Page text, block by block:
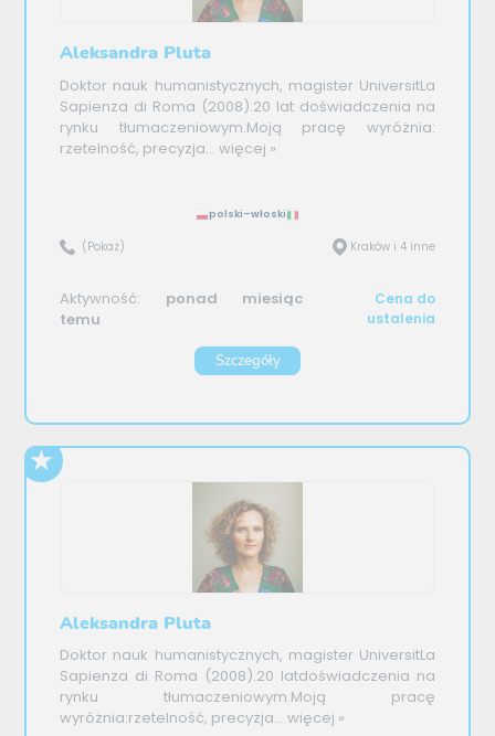
Aleksandra Pluta
Doktor nauk humanistycznych, magister UniversitLa
Sapienza di Roma (2008).20 lat doświadczenia na
rynku tłumaczeniowym.Moją pracę wyróżnia:
rzetelność, precyzja... więcej »
polski–włoski
(Pokaż) Kraków i 4 inne
Aktywność: ponad miesiąc
temu
Cena do
ustalenia
Szczegóły
Aleksandra Pluta
Doktor nauk humanistycznych, magister UniversitLa
Sapienza di Roma (2008).20 latdoświadczenia na
rynku tłumaczeniowym.Moją pracę
wyróżnia:rzetelność, precyzja... więcej »